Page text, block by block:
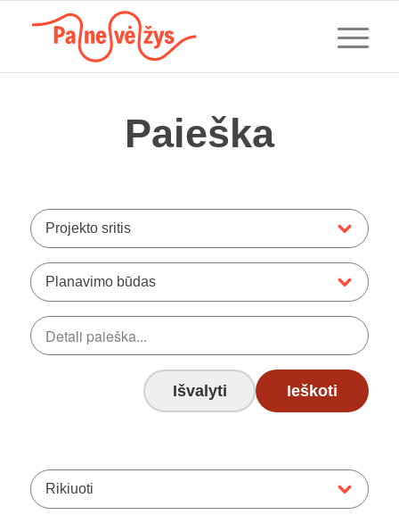
Paieška
Projekto sritis
Planavimo būdas
Išvalyti Ieškoti
Rikiuoti